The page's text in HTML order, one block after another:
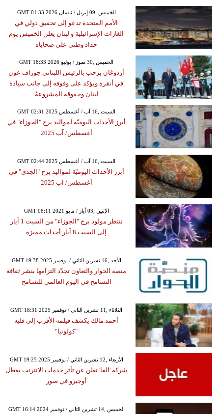
GMT 01:33 2026 الخميس ,09 إبريل / نيسان
الأمم المتحدة تدعو إلى تحقيق دولي في
الغارات الإسرائيلية و لبنان يعلن الخميس يوم
حداد وطني على ضحاياه
GMT 18:33 2026 الخميس ,30 تموز / يوليو
أردوغان يرحب بالرئيس اللبناني جوزاف عون
في أنقرة ويؤكد على وقوفه إلى جانب سيادة
لبنان وحقوقه المشروعةً
GMT 02:31 2025 السبت ,16 آب / أغسطس
أبرز الأحداث اليوميّة لمواليد برج "الجوزاء" في
أغسطس/ آب 2025
GMT 02:44 2025 السبت ,16 آب / أغسطس
أبرز الأحداث اليوميّة لمواليد برج "الجدي" في
أغسطس/ آب 2025
GMT 08:11 2021 الإثنين ,03 أيار / مايو
تنتظر مولود برج "الجوزاء" من السبت 1 آيار
إلى السبت 8 آيار أحداث مميزة
GMT 19:38 2025 الأحد ,16 تشرين الثاني / نوفمبر
منصة الحوار والتعاون تجدّد التزامها بنشر ثقافة
التسامح في اليوم العالمي للتسامح
GMT 18:31 2025 الثلاثاء ,11 تشرين الثاني / نوفمبر
أحمد مالك يكشف فيلمه الأقرب إلى قلبه
"كولونيا"
GMT 19:25 2025 الأربعاء ,12 تشرين الثاني / نوفمبر
شركة 'الفا' تعلن عن تأثر خدمات الانترنت بعطل
أوجيرو في صور
GMT 16:14 2024 الخميس ,14 تشرين الثاني / نوفمبر